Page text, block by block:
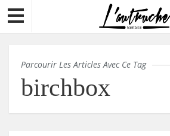
Parcourir Les Articles Avec Ce Tag
birchbox